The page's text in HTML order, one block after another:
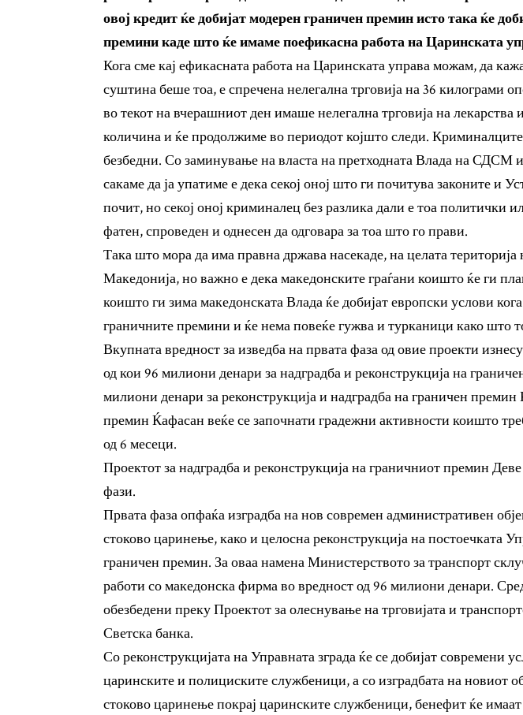
овој кредит ќе добијат модерен граничен премин исто така ќе
премини каде што ќе имаме поефикасна работа на Царинската
Кога сме кај ефикасната работа на Царинската управа можам, да
суштина беше тоа, е спречена нелегална трговија на 36 килограми
во текот на вчерашниот ден имаше нелегална трговија на лекарства
количина и ќе продолжиме во периодот којшто следи.
безбедни. Со заминување на власта на претходната Влада на СДСМ
сакаме да ја упатиме е дека секој оној што ги почитува законите и
почит, но секој оној криминалец без разлика дали е тоа политички
фатен, спроведен и однесен да одговара за тоа што го прави.
Така што мора да има правна држава насекаде, на целата
Македонија, но важно е дека македонските граѓани коишто ќе ги
коишто ги зима македонската Влада ќе добијат европски услови
граничните премини и ќе нема повеќе гужва и турканици како што
Вкупната вредност за изведба на првата фаза од овие проекти
од кои 96 милиони денари за надградба и реконструкција на
милиони денари за реконструкција и надградба на граничен
премин Ќафасан веќе се започнати градежни активности коишто
од 6 месеци.
Проектот за надградба и реконструкција на граничниот премин
фази.
Првата фаза опфаќа изградба на нов современ административен
стоково царинење, како и целосна реконструкција на постоечката
граничен премин. За оваа намена Министерството за транспорт
работи со македонска фирма во вредност од 96 милиони денари.
обезбедени преку Проектот за олеснување на трговијата и
Светска банка.
Со реконструкцијата на Управната зграда ќе се добијат современи
царинските и полициските службеници, а со изградбата на новиот
стоково царинење покрај царинските службеници, бенефит ќе